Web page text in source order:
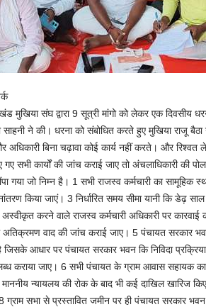
मुखिया संघ द्वारा 9 सूत्री मांगो को लेकर एक दिवसीय
साहनी ने की। धरना को संबोधित करते हुए मुखिया राजू
अधिकारी बिना चढ़ावा कोई कार्य नहीं करते। और
गए सभी कार्यों की जांच कराई जाए तो अंचलाधिकारी
गया जो निम्न है। 1 सभी राजस्व कर्मचारी का सामूहिक
किया जाएं। 3 निर्धारित समय सीमा यानी कि डेढ़
करने वाले राजस्व कर्मचारी अधिकारी पर
अतिक्रमण वाद की जांच कराई जाए। 5 पंचायत सरकार
जिसके आधार पर पंचायत सरकार भवन कि निविदा
कराया जाए। 6 सभी पंचायत के ग्राम आवास सहायक का
न्यायलय की रोक के बाद भी कई दाखिल खारिज
ग्राम सभा से प्रस्तावित जमीन पर ही पंचायत सरकार भवन